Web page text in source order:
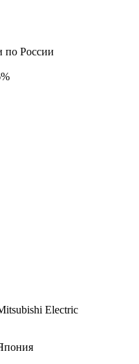
по России
Electric